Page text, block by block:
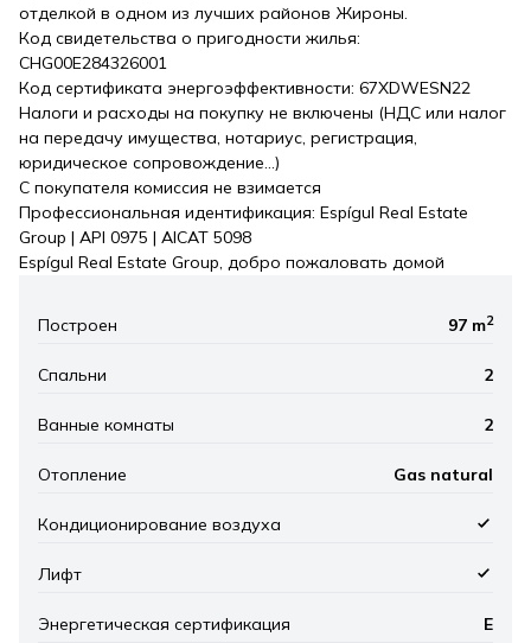
отделкой в одном из лучших районов Жироны.
Код свидетельства о пригодности жилья:
CHG00E284326001
Код сертификата энергоэффективности: 67XDWESN22
Налоги и расходы на покупку не включены (НДС или налог
на передачу имущества, нотариус, регистрация,
юридическое сопровождение…)
С покупателя комиссия не взимается
Профессиональная идентификация: Espígul Real Estate
Group | API 0975 | AICAT 5098
Espígul Real Estate Group, добро пожаловать домой
Построен 97 m2
Спальни 2
Ванные комнаты 2
Отопление Gas natural
Кондиционирование воздуха
Лифт
Энергетическая сертификация E